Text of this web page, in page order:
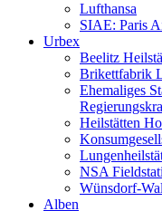
Lufthansa
SIAE: Paris
Urbex
Beelitz
Brikettfabrik
Ehemaliges
Heilstätten
NSA
Wünsdorf-
Alben